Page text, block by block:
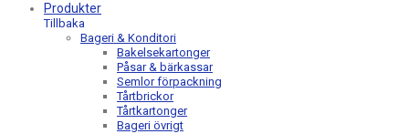
Produkter
Tillbaka
Bageri & Konditori
Bakelsekartonger
Påsar & bärkassar
Semlor förpackning
Tårtbrickor
Tårtkartonger
Bageri övrigt